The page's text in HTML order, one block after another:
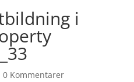
i
0 Kommentarer